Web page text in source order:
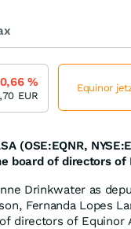
(OSE:EQNR,
board of directors of
Drinkwater as
Fernanda Lopes
directors of Equinor
%
EUR
Equinor